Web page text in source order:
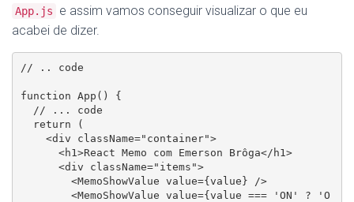
App.js
e assim vamos conseguir visualizar o que eu
acabei de dizer.
// .. code
function App() {